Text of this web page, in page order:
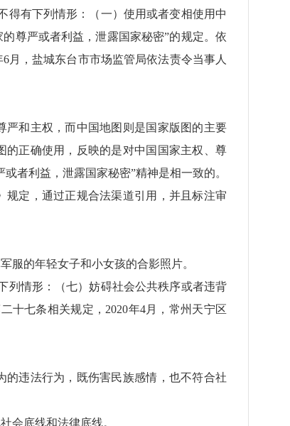
有下列情形：（一）使用或者变相使用中
尊严或者利益，泄露国家秘密”的规定。依
月，盐城东台市市场监管局依法责令当事人
和主权，而中国地图则是国家版图的主要
正确使用，反映的是对中国国家主权、尊
者利益，泄露国家秘密”精神是相一致的。
定，通过正规合法渠道引用，并且标注审
的年轻女子和小女孩的合影照片。
情形：（七）妨碍社会公共秩序或者违背
十七条相关规定，2020年4月，常州天宁区
违法行为，既伤害民族感情，也不符合社
底线和法律底线。